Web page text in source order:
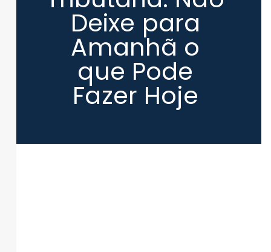
Deixe para
Amanhã o
que Pode
Fazer Hoje